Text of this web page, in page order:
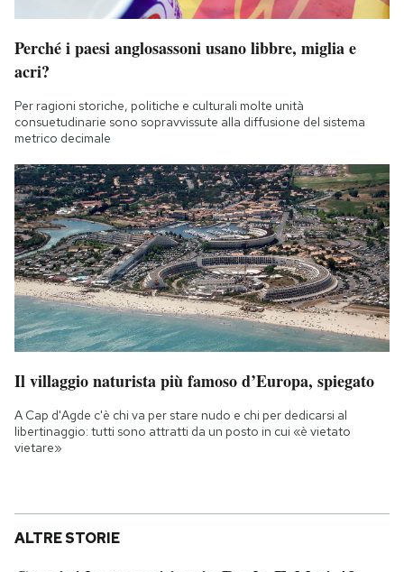
Perché i paesi anglosassoni usano libbre, miglia e
acri?
Per ragioni storiche, politiche e culturali molte unità
consuetudinarie sono sopravvissute alla diffusione del sistema
metrico decimale
Il villaggio naturista più famoso d’Europa, spiegato
A Cap d'Agde c'è chi va per stare nudo e chi per dedicarsi al
libertinaggio: tutti sono attratti da un posto in cui «è vietato
vietare»
ALTRE STORIE